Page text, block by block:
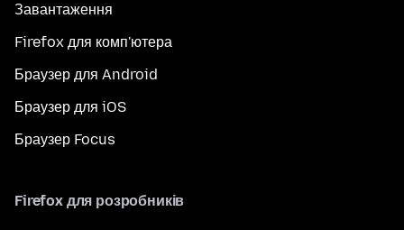
Завантаження
Firefox для комп'ютера
Браузер для Android
Браузер для iOS
Браузер Focus
Firefox для розробників